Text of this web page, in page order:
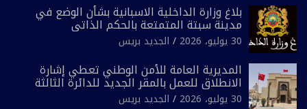
بلاغ وزارة الداخلية الاسبانية بشأن الوضع في
مدينة سبتة المتمتعة بالحكم الذاتي
30 يوليو، 2026 الجديد بريس
المديرية العامة للأمن الوطني تعطي إشارة
الانطلاق للعمل بالمقر الجديد للدائرة الثالثة
للشرطة بولاية أمن العيون
30 يوليو، 2026 الجديد بريس